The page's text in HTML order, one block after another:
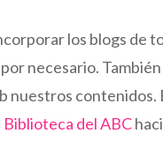
los blogs de
necesario.
nuestros contenidos.
Biblioteca del ABC